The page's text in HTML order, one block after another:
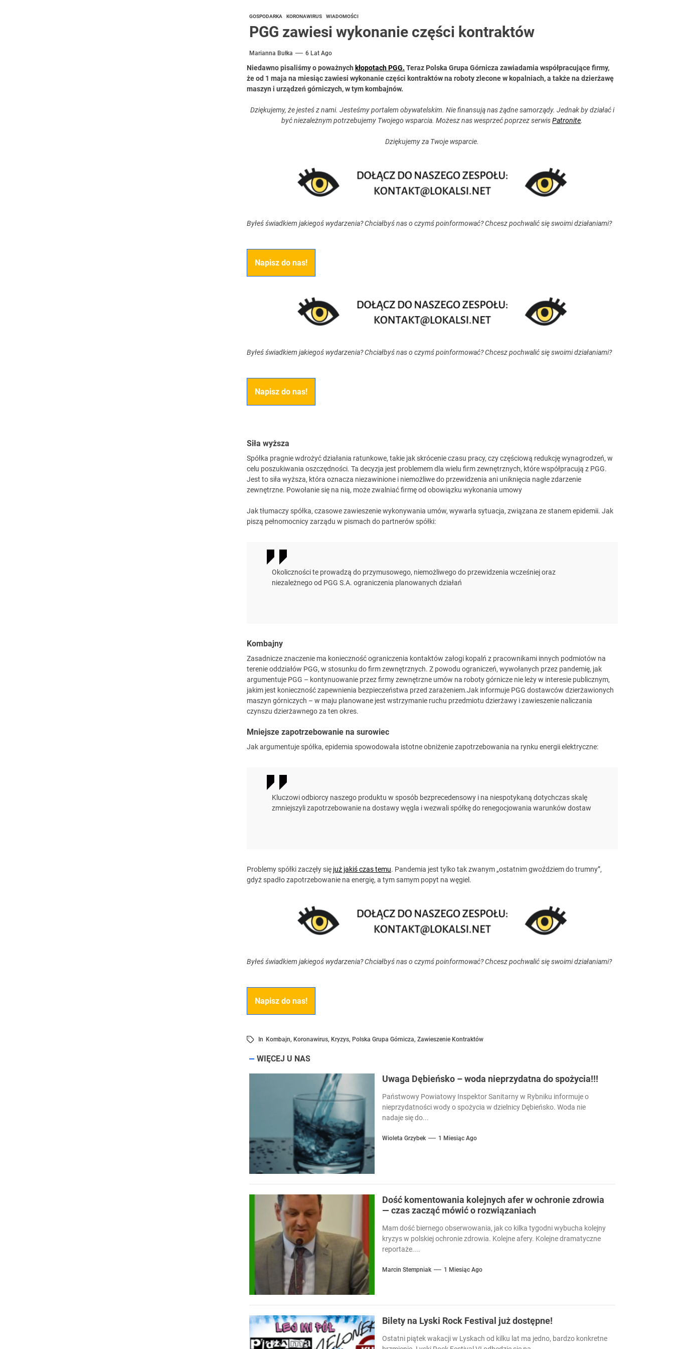
GOSPODARKA KORONAWIRUS WIADOMOŚCI
PGG zawiesi wykonanie części kontraktów
Marianna Bułka 6 Lat Ago
Niedawno pisaliśmy o poważnych kłopotach PGG. Teraz Polska Grupa Górnicza zawiadamia współpracujące firmy,
że od 1 maja na miesiąc zawiesi wykonanie części kontraktów na roboty zlecone w kopalniach, a także na dzierżawę
maszyn i urządzeń górniczych, w tym kombajnów.
Dziękujemy, że jesteś z nami. Jesteśmy portalem obywatelskim. Nie finansują nas żądne samorządy. Jednak by działać i
być niezależnym potrzebujemy Twojego wsparcia. Możesz nas wesprzeć poprzez serwisPatronite.
Dziękujemy za Twoje wsparcie.
Byłeś świadkiem jakiegoś wydarzenia? Chciałbyś nas o czymś poinformować? Chcesz pochwalić się swoimi działaniami?
Napisz do nas!
Byłeś świadkiem jakiegoś wydarzenia? Chciałbyś nas o czymś poinformować? Chcesz pochwalić się swoimi działaniami?
Napisz do nas!
Siła wyższa
Spółka pragnie wdrożyć działania ratunkowe, takie jak skrócenie czasu pracy, czy częściową redukcję wynagrodzeń, w
celu poszukiwania oszczędności. Ta decyzja jest problemem dla wielu firm zewnętrznych, które współpracują z PGG.
Jest to siła wyższa, która oznacza niezawinione i niemożliwe do przewidzenia ani uniknięcia nagłe zdarzenie
zewnętrzne. Powołanie się na nią, może zwalniać firmę od obowiązku wykonania umowy
Jak tłumaczy spółka, czasowe zawieszenie wykonywania umów, wywarła sytuacja, związana ze stanem epidemii. Jak
piszą pełnomocnicy zarządu w pismach do partnerów spółki:
Okoliczności te prowadzą do przymusowego, niemożliwego do przewidzenia wcześniej oraz
niezależnego od PGG S.A. ograniczenia planowanych działań
Kombajny
Zasadnicze znaczenie ma konieczność ograniczenia kontaktów załogi kopalń z pracownikami innych podmiotów na
terenie oddziałów PGG, w stosunku do firm zewnętrznych. Z powodu ograniczeń, wywołanych przez pandemię, jak
argumentuje PGG – kontynuowanie przez firmy zewnętrzne umów na roboty górnicze nie leży w interesie publicznym,
jakim jest konieczność zapewnienia bezpieczeństwa przed zarażeniem.Jak informuje PGG dostawców dzierżawionych
maszyn górniczych – w maju planowane jest wstrzymanie ruchu przedmiotu dzierżawy i zawieszenie naliczania
czynszu dzierżawnego za ten okres.
Mniejsze zapotrzebowanie na surowiec
Jak argumentuje spółka, epidemia spowodowała istotne obniżenie zapotrzebowania na rynku energii elektryczne:
Kluczowi odbiorcy naszego produktu w sposób bezprecedensowy i na niespotykaną dotychczas skalę
zmniejszyli zapotrzebowanie na dostawy węgla i wezwali spółkę do renegocjowania warunków dostaw
Problemy spółki zaczęły się już jakiś czas temu. Pandemia jest tylko tak zwanym „ostatnim gwoździem do trumny”,
gdyż spadło zapotrzebowanie na energię, a tym samym popyt na węgiel.
Byłeś świadkiem jakiegoś wydarzenia? Chciałbyś nas o czymś poinformować? Chcesz pochwalić się swoimi działaniami?
Napisz do nas!
In Kombajn, Koronawirus, Kryzys, Polska Grupa Górnicza, Zawieszenie Kontraktów
WIĘCEJ U NAS
Uwaga Dębieńsko – woda nieprzydatna do spożycia!!!
Państwowy Powiatowy Inspektor Sanitarny w Rybniku informuje o
nieprzydatności wody o spożycia w dzielnicy Dębieńsko. Woda nie
nadaje się do...
Wioleta Grzybek 1 Miesiąc Ago
Dość komentowania kolejnych afer w ochronie zdrowia
— czas zacząć mówić o rozwiązaniach
Mam dość biernego obserwowania, jak co kilka tygodni wybucha kolejny
kryzys w polskiej ochronie zdrowia. Kolejne afery. Kolejne dramatyczne
reportaże....
Marcin Stempniak 1 Miesiąc Ago
Bilety na Lyski Rock Festival już dostępne!
Ostatni piątek wakacji w Lyskach od kilku lat ma jedno, bardzo konkretne